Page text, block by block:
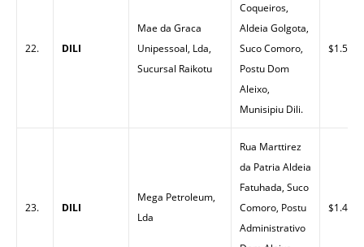
22. DILI
Mae da Graca
Unipessoal, Lda,
Sucursal Raikotu
Coqueiros,
Aldeia Golgota,
Suco Comoro,
Postu Dom
Aleixo,
Munisipiu Dili.
$1.53
23. DILI
Mega Petroleum,
Lda
Rua Marttirez
da Patria Aldeia
Fatuhada, Suco
Comoro, Postu
Administrativo
$1.49